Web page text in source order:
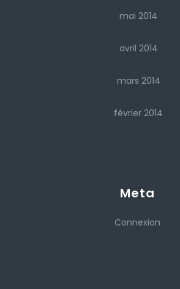
mai 2014
avril 2014
mars 2014
février 2014
Meta
Connexion